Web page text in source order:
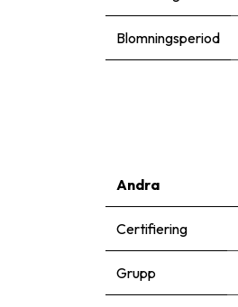
Blomningsperiod
Andra
Certifiering
Grupp